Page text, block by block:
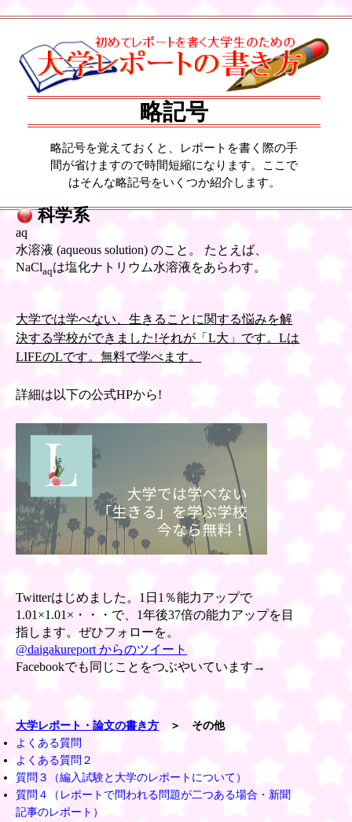
略記号
略記号を覚えておくと、レポートを書く際の手
間が省けますので時間短縮になります。ここで
はそんな略記号をいくつか紹介します。
科学系
aq
水溶液 (aqueous solution) のこと。 たとえば、
NaClaqは塩化ナトリウム水溶液をあらわす。
大学では学べない、生きることに関する悩みを解
決する学校ができました!それが「L大」です。Lは
LIFEのLです。無料で学べます。
詳細は以下の公式HPから!
Twitterはじめました。1日1％能力アップで
1.01×1.01×・・・で、1年後37倍の能力アップを目
指します。ぜひフォローを。
@daigakureport からのツイート
Facebookでも同じことをつぶやいています→
大学レポート・論文の書き方 ＞ その他
よくある質問
よくある質問２
質問３（編入試験と大学のレポートについて）
質問４（レポートで問われる問題が二つある場合・新聞
記事のレポート）